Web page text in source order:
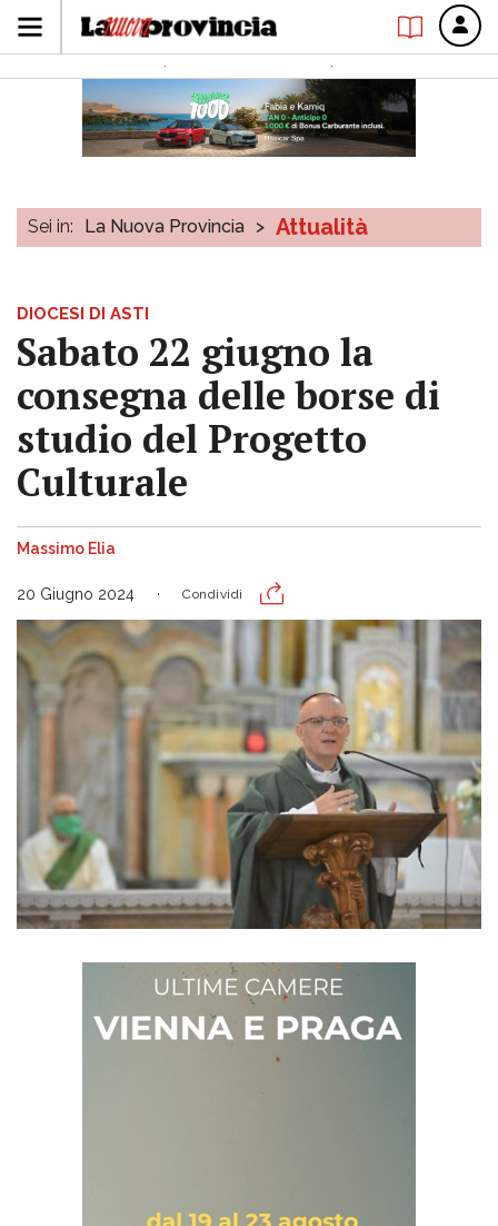
Sei in: La Nuova Provincia > Attualità
DIOCESI DI ASTI
Sabato 22 giugno la
consegna delle borse di
studio del Progetto
Culturale
Massimo Elia
20 Giugno 2024 Condividi